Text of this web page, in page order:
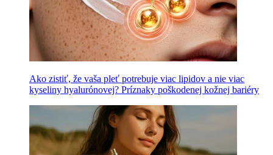
Ako zistiť, že vaša pleť potrebuje viac lipidov a nie viac
kyseliny hyalurónovej? Príznaky poškodenej kožnej bariéry